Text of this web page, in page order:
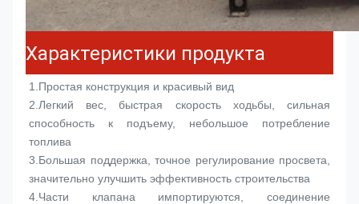
Характеристики продукта
1. Простая конструкция и красивый вид
2. Легкий вес, быстрая скорость ходьбы, сильная
способность к подъему, небольшое потребление
топлива
3. Большая поддержка, точное регулирование просвета,
значительно улучшить эффективность строительства
4. Части клапана импортируются, соединение